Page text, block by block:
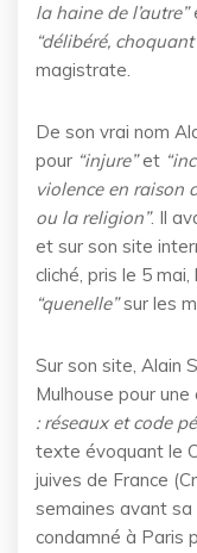
la haine de l’autre”
“délibéré,
magistrate.
De son vrai nom
pour “injure”et
violence en raison
ou la religion”. Il
et sur son site
cliché, pris le 5
“quenelle”sur les
Sur son site, Alain
Mulhouse pour
: réseaux et code
texte évoquant le
juives de France
semaines avant
condamné à Paris